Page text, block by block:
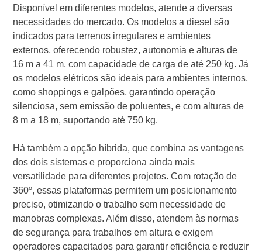
Disponível em diferentes modelos, atende a diversas
necessidades do mercado. Os modelos a diesel são
indicados para terrenos irregulares e ambientes
externos, oferecendo robustez, autonomia e alturas de
16 m a 41 m, com capacidade de carga de até 250 kg. Já
os modelos elétricos são ideais para ambientes internos,
como shoppings e galpões, garantindo operação
silenciosa, sem emissão de poluentes, e com alturas de
8 m a 18 m, suportando até 750 kg.
Há também a opção híbrida, que combina as vantagens
dos dois sistemas e proporciona ainda mais
versatilidade para diferentes projetos. Com rotação de
360º, essas plataformas permitem um posicionamento
preciso, otimizando o trabalho sem necessidade de
manobras complexas. Além disso, atendem às normas
de segurança para trabalhos em altura e exigem
operadores capacitados para garantir eficiência e reduzir